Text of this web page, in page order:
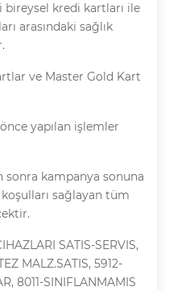
kredi kartları ile
arasındaki sağlık
ve Master Gold Kart
yapılan işlemler
sonra kampanya sonuna
sağlayan tüm
SATIS-SERVIS,
MALZ.SATIS, 5912-
8011-SINIFLANMAMIS